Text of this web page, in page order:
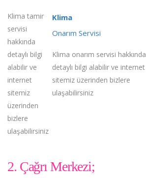
Klima tamir
servisi
hakkında
detaylı bilgi
alabilir ve
internet
sitemiz
üzerinden
bizlere
ulaşabilirsiniz
Klima
Onarım Servisi
Klima onarım servisi hakkında
detaylı bilgi alabilir ve internet
sitemiz üzerinden bizlere
ulaşabilirsiniz
2. Çağrı Merkezi;